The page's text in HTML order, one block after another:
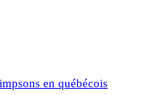
en québécois